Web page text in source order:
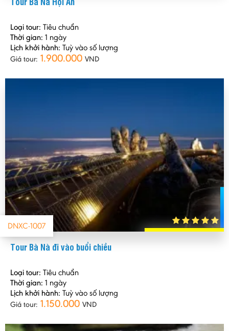
Loại tour: Tiêu chuẩn
Thời gian: 1 ngày
Lịch khởi hành: Tuỳ vào số lượng
Giá tour: 1.900.000 VND
DNXC-1007
Tour Bà Nà đi vào buổi chiều
Loại tour: Tiêu chuẩn
Thời gian: 1 ngày
Lịch khởi hành: Tuỳ vào số lượng
Giá tour: 1.150.000 VND